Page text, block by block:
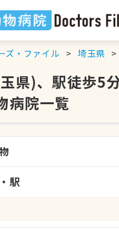
ズ・ファイル 埼玉県
県)、駅徒歩5
病院一覧
駅